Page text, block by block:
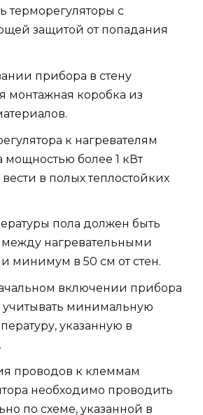
терморегуляторы с
защитой от попадания
прибора в стену
монтажная коробка из
к нагревателям
мощностью более 1 кВт
в полых теплостойких
пола должен быть
нагревательными
минимум в 50 см от стен.
включении прибора
минимальную
указанную в
проводов к клеммам
необходимо проводить
по схеме, указанной в